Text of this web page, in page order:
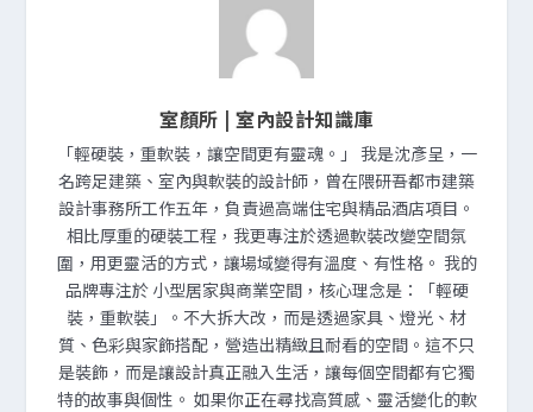
室顏所 | 室內設計知識庫
「輕硬裝，重軟裝，讓空間更有靈魂。」 我是沈彥呈，一
名跨足建築、室內與軟裝的設計師，曾在隈研吾都市建築
設計事務所工作五年，負責過高端住宅與精品酒店項目。
相比厚重的硬裝工程，我更專注於透過軟裝改變空間氛
圍，用更靈活的方式，讓場域變得有溫度、有性格。 我的
品牌專注於 小型居家與商業空間，核心理念是：「輕硬
裝，重軟裝」。不大拆大改，而是透過家具、燈光、材
質、色彩與家飾搭配，營造出精緻且耐看的空間。這不只
是裝飾，而是讓設計真正融入生活，讓每個空間都有它獨
特的故事與個性。 如果你正在尋找高質感、靈活變化的軟